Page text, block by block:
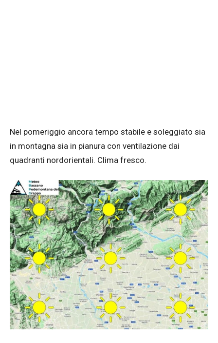
Nel pomeriggio ancora tempo stabile e soleggiato sia
in montagna sia in pianura con ventilazione dai
quadranti nordorientali. Clima fresco.